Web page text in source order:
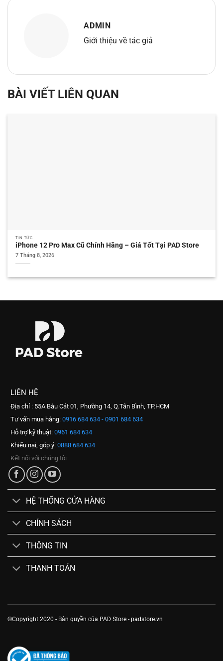
ADMIN
Giới thiệu về tác giả
BÀI VIẾT LIÊN QUAN
TIN TỨC
iPhone 12 Pro Max Cũ Chính Hãng – Giá Tốt Tại PAD Store
7 Tháng 8, 2026
LIÊN HỆ
Địa chỉ : 55A Bàu Cát 01, Phường 14, Q.Tân Bình, TP.HCM
Tư vấn mua hàng: 0916 684 634 - 0901 684 634
Hỗ trợ kỹ thuật: 0961 684 634
Khiếu nại, góp ý: 0888 684 634
Kết nối với chúng tôi
HỆ THỐNG CỬA HÀNG
CHÍNH SÁCH
THÔNG TIN
THANH TOÁN
©Copyright 2020 - Bản quyền của PAD Store - padstore.vn